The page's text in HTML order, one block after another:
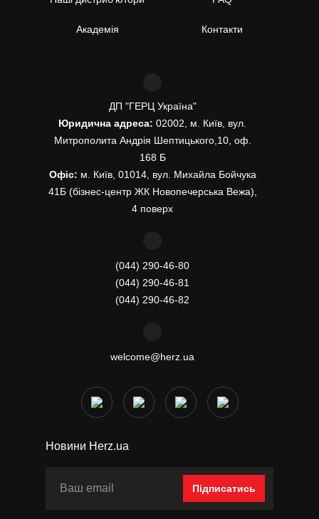
Академія Контакти
ДП "ГЕРЦ Україна"
Юридична адреса: 02002, м. Київ, вул.
Митрополита Андрія Шептицького,10, оф.
168 Б
Офіс: м. Київ, 01014, вул. Михайла Бойчука
41Б (бізнес-центр ЖК Новопечерська Вежа),
4 поверх
(044) 290-46-80
(044) 290-46-81
(044) 290-46-82
welcome@herz.ua
Новини Herz.ua
Підписатись